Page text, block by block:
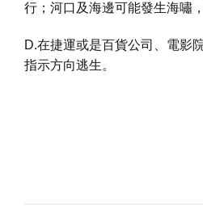
行；河口及海邊可能發生海嘯
D.在捷運或是百貨公司、電影
指示方向逃生。